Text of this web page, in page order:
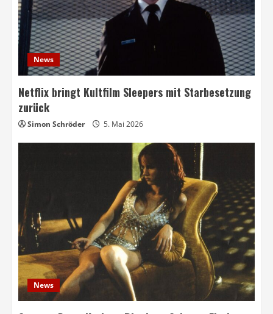
News
Netflix bringt Kultfilm Sleepers mit Starbesetzung
zurück
Simon Schröder 5. Mai 2026
News